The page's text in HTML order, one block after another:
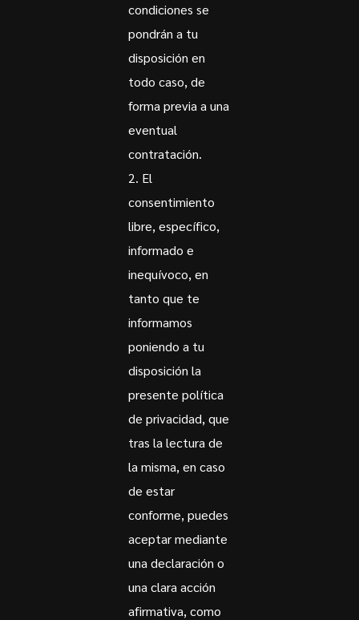
condiciones se
pondrán a tu
disposición en
todo caso, de
forma previa a una
eventual
contratación.
El
consentimiento
libre, específico,
informado e
inequívoco, en
tanto que te
informamos
poniendo a tu
disposición la
presente política
de privacidad, que
tras la lectura de
la misma, en caso
de estar
conforme, puedes
aceptar mediante
una declaración o
una clara acción
afirmativa, como